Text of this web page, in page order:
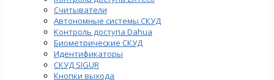
Считыватели
Автономные системы СКУД
Контроль доступа Dahua
Биометрические СКУД
Идентификаторы
СКУД SIGUR
Кнопки выхода